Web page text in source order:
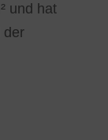
und hat
der